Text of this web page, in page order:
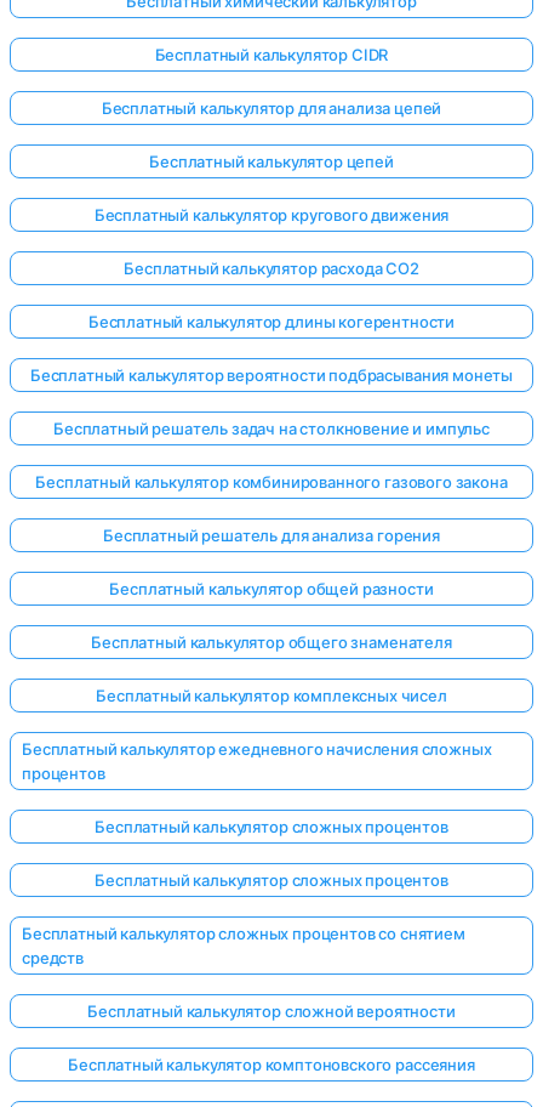
Бесплатный калькулятор CIDR
Бесплатный калькулятор для анализа цепей
Бесплатный калькулятор цепей
Бесплатный калькулятор кругового движения
Бесплатный калькулятор расхода CO2
Бесплатный калькулятор длины когерентности
Бесплатный калькулятор вероятности подбрасывания монеты
Бесплатный решатель задач на столкновение и импульс
Бесплатный калькулятор комбинированного газового закона
Бесплатный решатель для анализа горения
Бесплатный калькулятор общей разности
Бесплатный калькулятор общего знаменателя
Бесплатный калькулятор комплексных чисел
Бесплатный калькулятор ежедневного начисления сложных
процентов
Бесплатный калькулятор сложных процентов
Бесплатный калькулятор сложных процентов
Бесплатный калькулятор сложных процентов со снятием
средств
Бесплатный калькулятор сложной вероятности
Бесплатный калькулятор комптоновского рассеяния